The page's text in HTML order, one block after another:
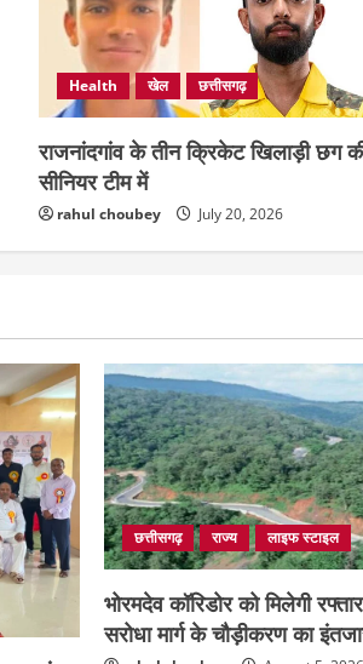
Health खेल छत्तीसगढ़
राजनांदगांव के तीन क्रिकेट खिलाड़ी छग
सीनियर टीम में
rahul choubey July 20, 2026
छत्तीसगढ़ राज्य लाइफ स्टाइल
भोरमदेव कॉरिडोर को मिलेगी
सरोधा मार्ग के चौड़ीकरण का